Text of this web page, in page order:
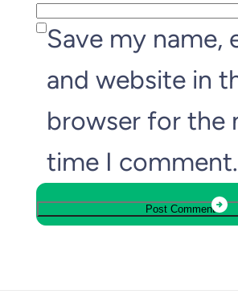
Save my name,
and website in
browser for the
time I comment.